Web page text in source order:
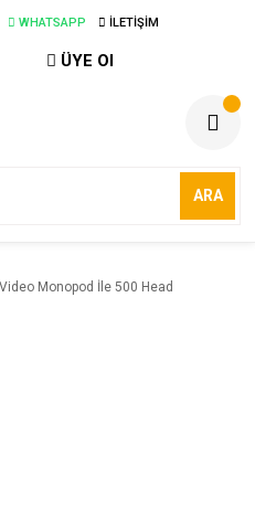
WHATSAPP İLETİŞİM
ÜYE Ol
ARA